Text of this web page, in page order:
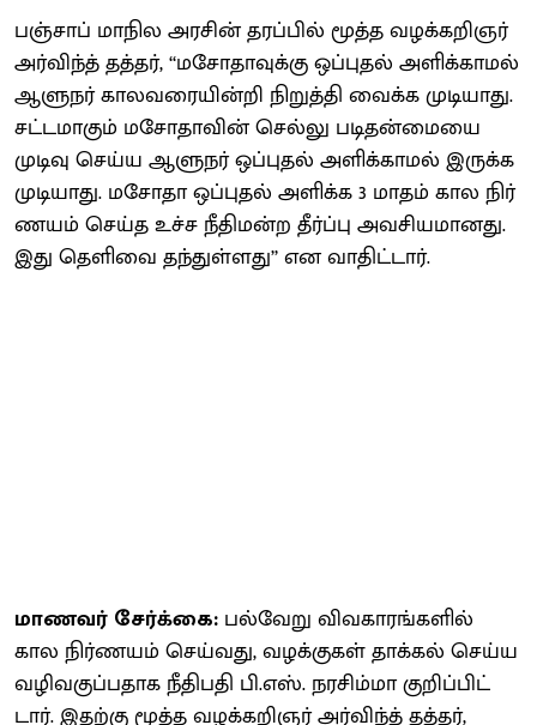
பஞ்​சாப் மாநில அரசின் தரப்​பில் மூத்த வழக்​கறிஞர்
அர்​விந்த் தத்​தர், ‘‘மசோ​தாவுக்கு ஒப்​புதல் அளிக்​காமல்
ஆளுநர் கால​வரையின்றி நிறுத்தி வைக்க முடி​யாது.
சட்​ட​மாகும் மசோ​தா​வின் செல்​லு ​படிதன்​மையை
முடிவு செய்ய ஆளுநர் ஒப்​புதல் அளிக்காமல் இருக்க
முடி​யாது. மசோதா ஒப்​புதல் அளிக்க 3 மாதம் கால நிர்​
ண​யம் செய்த உச்ச நீதி​மன்ற தீர்ப்பு அவசி​ய​மானது.
இது தெளிவை தந்​துள்​ளது’’ என வாதிட்​டார்.
மாணவர் சேர்க்​கை: பல்​வேறு விவ​காரங்​களில்
கால நிர்​ண​யம் செய்​வது, வழக்​கு​கள் தாக்​கல் செய்ய
வழி​வகுப்​ப​தாக நீதிபதி பி.எஸ். நரசிம்மா குறிப்​பிட்​
டார். இதற்கு மூத்த வழக்​கறிஞர் அர்​விந்த் தத்​தர்,